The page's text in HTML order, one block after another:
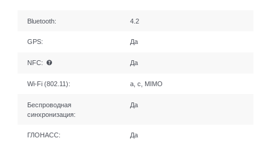
Bluetooth: 4.2
GPS: Да
NFC: Да
Wi-Fi (802.11): a, c, MIMO
Беспроводная
синхронизация:
Да
ГЛОНАСС: Да